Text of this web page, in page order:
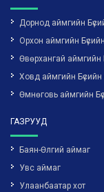
Дорнод аймгийн
Орхон аймгийн
Өвөрхангай аймгийн
Ховд аймгийн
Өмнөговь аймгийн
ГАЗРУУД
Баян-Өлгий аймаг
Увс аймаг
Улаанбаатар хот